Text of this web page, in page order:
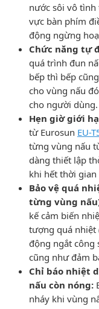
nước sôi vô
vực bàn phím
động ngừng
Chức năng tự
quá trình đun
bếp thì bếp
cho vùng nấu
cho người dùng.
Hẹn giờ giới
từ Eurosun EU-
từng vùng nấu
dàng thiết lập
khi hết thời
Bảo vệ quá
từng vùng
kế cảm biến
tượng quá nhiệt
động ngắt công
cũng như đảm
Chỉ báo nhiệt
nấu còn nóng:
nháy khi vùng